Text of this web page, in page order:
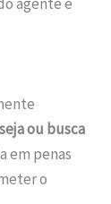
ou busca
em penas
o